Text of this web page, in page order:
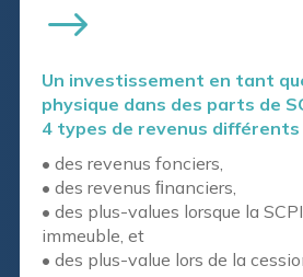
Un investissement en tant
physique dans des parts de
4 types de revenus différents
• des revenus fonciers,
• des revenus ﬁnanciers,
• des plus-values lorsque la
immeuble, et
• des plus-value lors de la